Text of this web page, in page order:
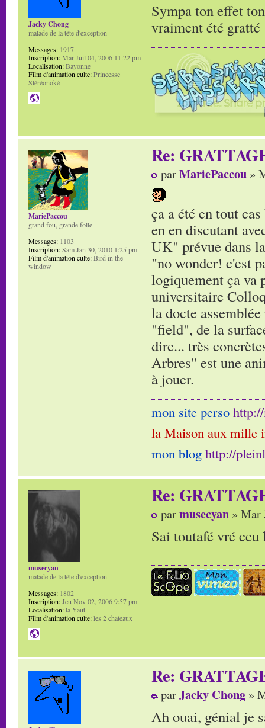
Sympa ton effet
vraiment été gratté
Jacky Chong
malade de la tête d'exception
Messages: 1917
Inscription:Mar Juil 04, 2006 11:22 pm
Localisation:Bayonne
Film d'animation culte:Princesse
Stéréonoké
Re:
parMariePaccou »
ça a été en tout
en en discutant
UK" prévue dans
"no wonder! c'est
logiquement ça va
universitaire
la docte
"field", de la
dire... très
Arbres" est une
à jouer.
mon site perso
la Maison aux mille
mon blog http://
MariePaccou
grand fou, grande folle
Messages: 1103
Inscription:Sam Jan 30, 2010 1:25 pm
Film d'animation culte:Bird in the
window
Re:
parmusecyan » Mar
Sai toutafé vré
musecyan
malade de la tête d'exception
Messages: 1802
Inscription:Jeu Nov 02, 2006 9:57 pm
Localisation:la Yaut
Film d'animation culte:les 2 chateaux
Re:
parJacky Chong »
Ah ouai, génial je